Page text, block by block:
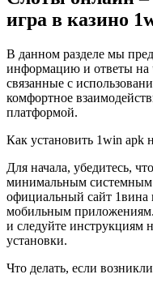
игра в казино
В данном разделе мы
информацию и ответы на
связанные с
комфортное
платформой.
Как установить 1win apk
Для начала, убедитесь,
минимальным системным
официальный сайт 1вина
мобильным
и следуйте инструкциям
установки.
Что делать, если